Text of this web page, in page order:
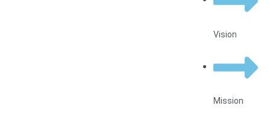
Vision
Mission